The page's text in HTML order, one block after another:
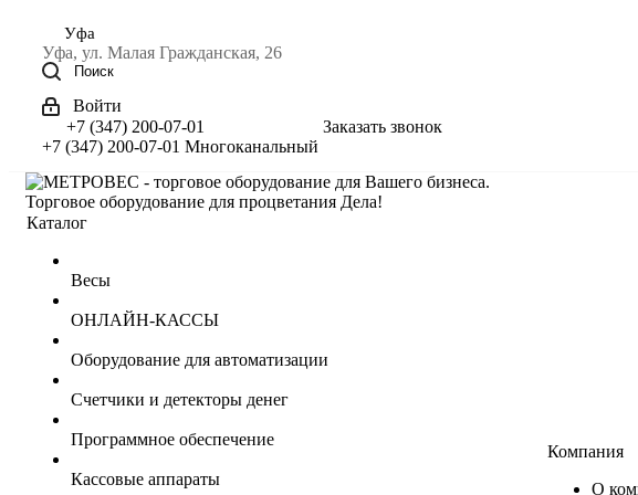
Уфа
Уфа, ул. Малая Гражданская, 26
Поиск
Войти
+7 (347) 200-07-01
+7 (347) 200-07-01 Многоканальный
Заказать звонок
Торговое оборудование для процветания Дела!
Каталог
Весы
ОНЛАЙН-КАССЫ
Оборудование для автоматизации
Счетчики и детекторы денег
Программное обеспечение
Кассовые аппараты
Компания
О